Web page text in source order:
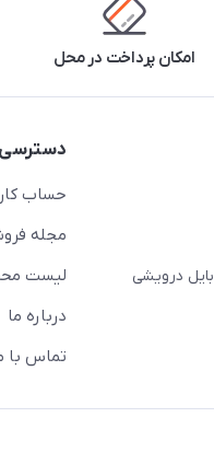
امکان پرداخت در محل
درویشی
حساب
مجله
لیست
درباره ما
تماس با